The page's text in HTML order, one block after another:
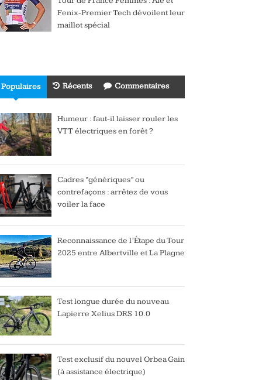
Fenix-Premier Tech dévoilent leur
maillot spécial
Populaires Récents Commentaires
Humeur : faut-il laisser rouler les
VTT électriques en forêt ?
Cadres “génériques” ou
contrefaçons : arrêtez de vous
voiler la face
Reconnaissance de l’Étape du Tour
2025 entre Albertville et La Plagne
Test longue durée du nouveau
Lapierre Xelius DRS 10.0
Test exclusif du nouvel Orbea Gain
(à assistance électrique)